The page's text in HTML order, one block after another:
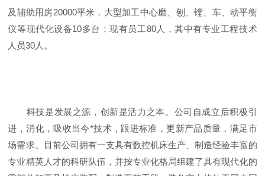
及辅助用房20000平米，大型加工中心磨、刨、镗、车、动平衡
仪等现代化设备10多台；现有员工80人，其中有专业工程技术
人员30人。
科技是发展之源，创新是活力之本。公司自成立后积极引
进，消化，吸收当今*技术，跟进标准，更新产品质量，满足市
场需求。目前公司拥有一支具有数控机床生产、制造经验丰富的
专业精英人才的科研队伍，并按专业化格局组建了具有现代化的